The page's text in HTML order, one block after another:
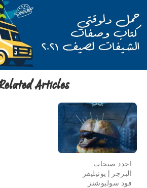
Related Articles
صيحات
| يونيليفر
سوليوشنز